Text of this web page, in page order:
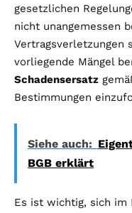
gesetzlichen
nicht unangemessen
Vertragsverletzungen
vorliegende Mängel
Schadensersatz
Bestimmungen
Siehe auch:
BGB erklärt
Es ist wichtig, sich im